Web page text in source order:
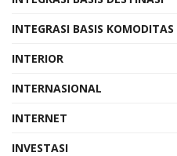
INTEGRASI BASIS KOMODITAS
INTERIOR
INTERNASIONAL
INTERNET
INVESTASI